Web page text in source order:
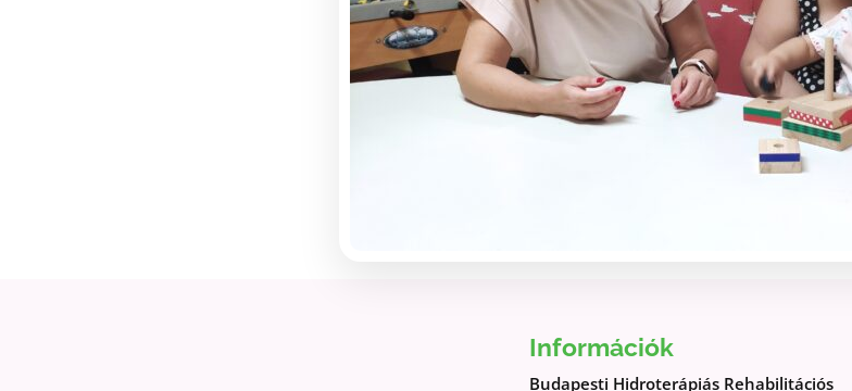
Információk
Budapesti Hidroterápiás Rehabilitációs